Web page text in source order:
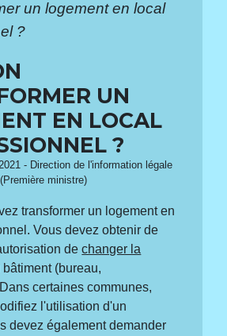
un logement en local
?
UN
EN LOCAL
?
- Direction de l'information légale
ministre)
transformer un logement en
Vous devez obtenir de
dechanger la
bâtiment (bureau,
certaines communes,
l'utilisation d'un
devez également demander